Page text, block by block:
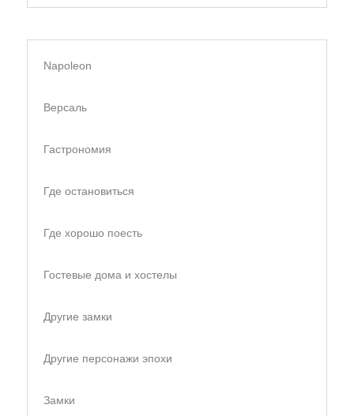
Napoleon
Версаль
Гастрономия
Где остановиться
Где хорошо поесть
Гостевые дома и хостелы
Другие замки
Другие персонажи эпохи
Замки